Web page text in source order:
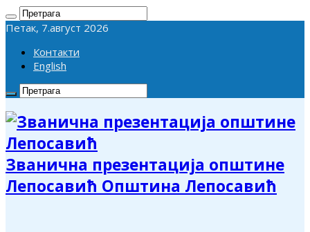
Петак, 7.август 2026
Контакти
English
Званична презентација општине
Лепосавић Општина Лепосавић